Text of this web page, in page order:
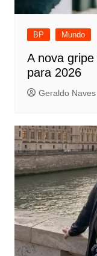
BP Mundo
A nova
para 2026
Geraldo Naves